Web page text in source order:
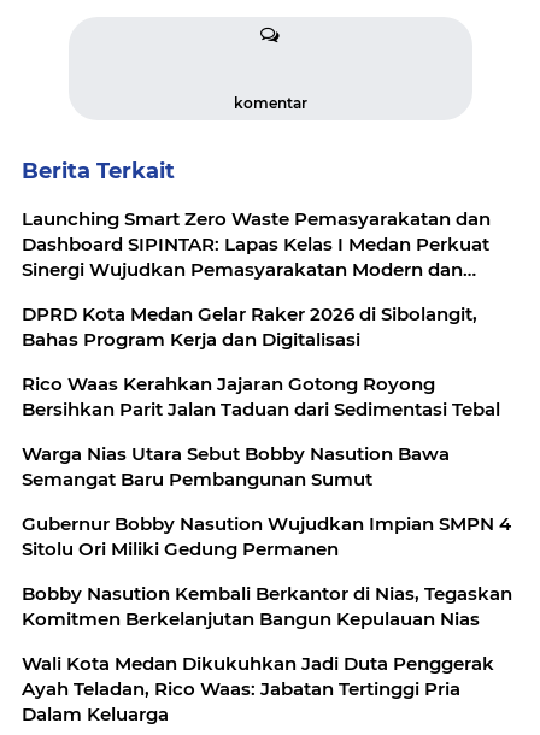
komentar
Berita Terkait
Launching Smart Zero Waste Pemasyarakatan dan
Dashboard SIPINTAR: Lapas Kelas I Medan Perkuat
Sinergi Wujudkan Pemasyarakatan Modern dan
Strategis
DPRD Kota Medan Gelar Raker 2026 di Sibolangit,
Bahas Program Kerja dan Digitalisasi
Rico Waas Kerahkan Jajaran Gotong Royong
Bersihkan Parit Jalan Taduan dari Sedimentasi Tebal
Warga Nias Utara Sebut Bobby Nasution Bawa
Semangat Baru Pembangunan Sumut
Gubernur Bobby Nasution Wujudkan Impian SMPN 4
Sitolu Ori Miliki Gedung Permanen
Bobby Nasution Kembali Berkantor di Nias, Tegaskan
Komitmen Berkelanjutan Bangun Kepulauan Nias
Wali Kota Medan Dikukuhkan Jadi Duta Penggerak
Ayah Teladan, Rico Waas: Jabatan Tertinggi Pria
Dalam Keluarga